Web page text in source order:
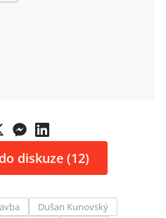
diskuze (12)
Dušan Kunovský